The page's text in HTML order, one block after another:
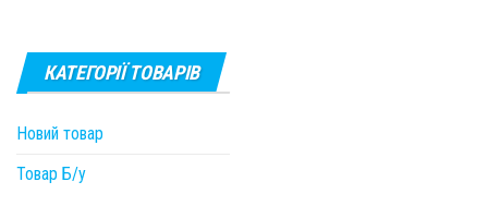
КАТЕГОРІЇ ТОВАРІВ
Новий товар
Товар Б/у